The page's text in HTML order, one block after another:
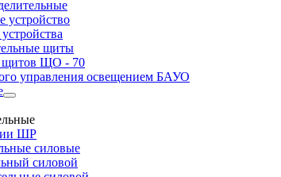
устройство
щиты
щитов ЩО - 70
управления освещением БАУО
ШР
силовые
силовой